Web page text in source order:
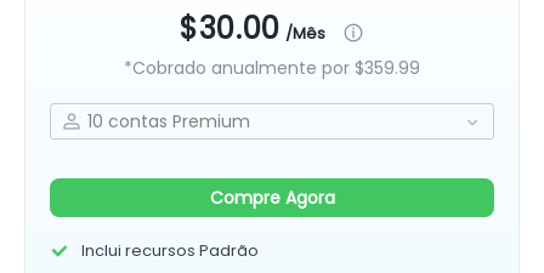
$30.00 /Mês
*Cobrado anualmente por $359.99
Compre Agora
Inclui recursos Padrão